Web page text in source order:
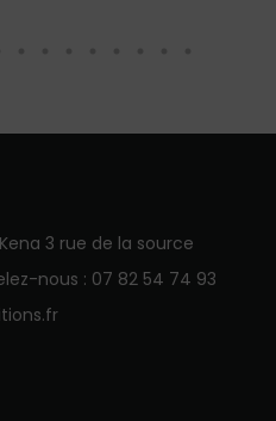
3 rue de la source
nous : 07 82 54 74 93